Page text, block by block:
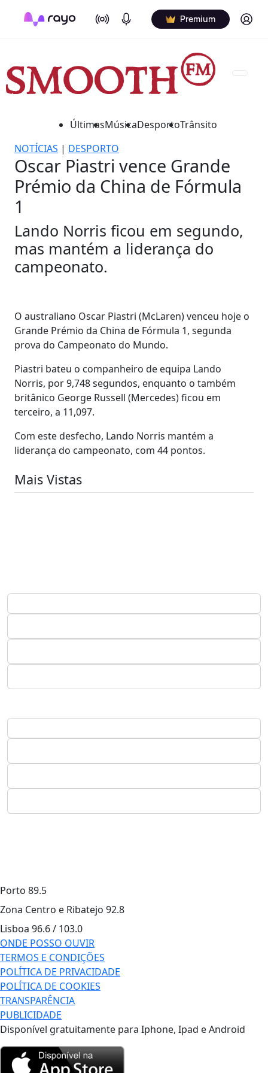
On Air Podcasts Premium Log in
ÚltimasMúsicaDesportoTrânsito
NOTÍCIAS | DESPORTO
Oscar Piastri vence Grande
Prémio da China de Fórmula
1
Lando Norris ficou em segundo,
mas mantém a liderança do
campeonato.
O australiano Oscar Piastri (McLaren) venceu hoje o
Grande Prémio da China de Fórmula 1, segunda
prova do Campeonato do Mundo.
Piastri bateu o companheiro de equipa Lando
Norris, por 9,748 segundos, enquanto o também
britânico George Russell (Mercedes) ficou em
terceiro, a 11,097.
Com este desfecho, Lando Norris mantém a
liderança do campeonato, com 44 pontos.
Mais Vistas
Porto 89.5
Zona Centro e Ribatejo 92.8
Lisboa 96.6 / 103.0
ONDE POSSO OUVIR
TERMOS E CONDIÇÕES
POLÍTICA DE PRIVACIDADE
POLÍTICA DE COOKIES
TRANSPARÊNCIA
PUBLICIDADE
Disponível gratuitamente para Iphone, Ipad e Android